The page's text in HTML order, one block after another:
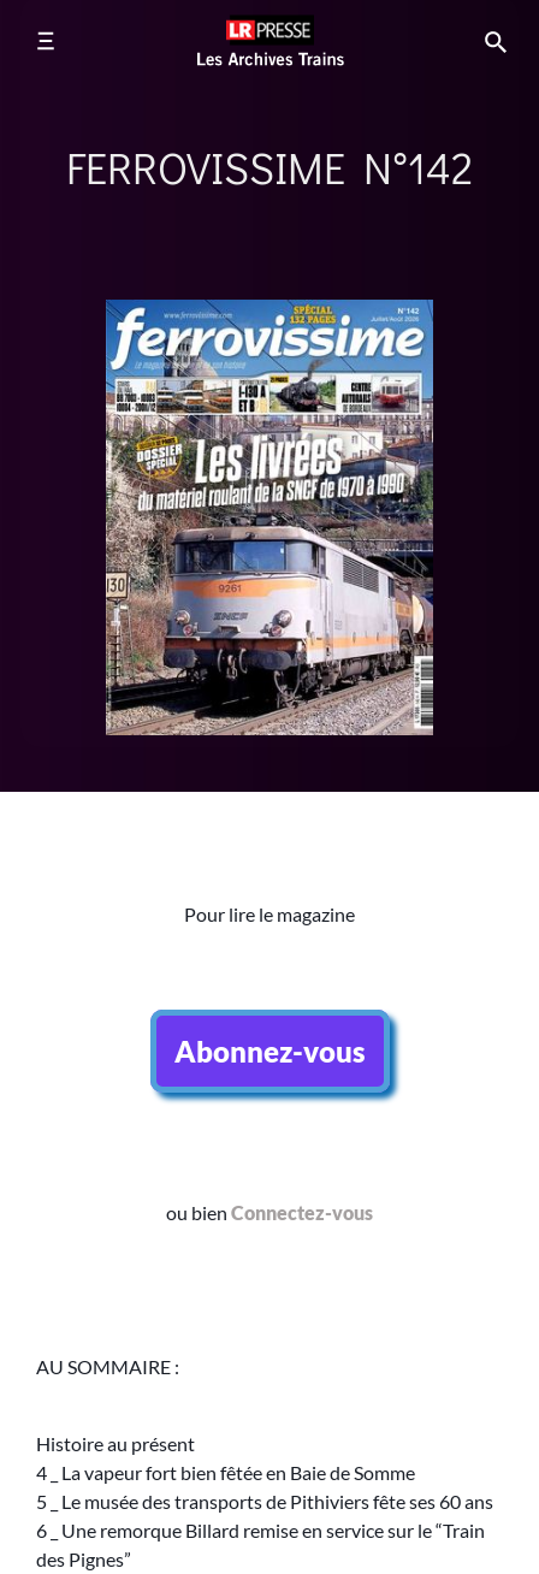
FERROVISSIME N°142
Pour lire le magazine
Abonnez-vous
ou bien Connectez-vous
AU SOMMAIRE :
Histoire au présent
4 _ La vapeur fort bien fêtée en Baie de Somme
5 _ Le musée des transports de Pithiviers fête ses 60 ans
6 _ Une remorque Billard remise en service sur le “Train
des Pignes”